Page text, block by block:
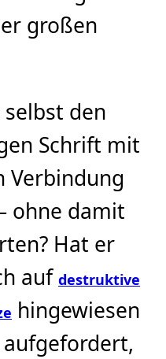
großen
den
Schrift mit
Verbindung
ohne damit
Hat er
auf destruktive
hingewiesen